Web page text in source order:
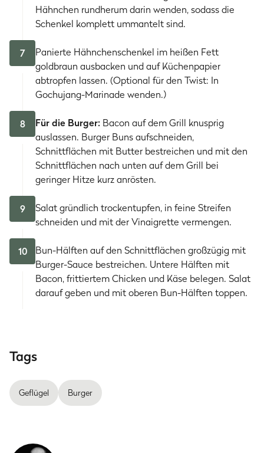
Hähnchen rundherum darin wenden, sodass die
Schenkel komplett ummantelt sind.
7
Panierte Hähnchenschenkel im heißen Fett
goldbraun ausbacken und auf Küchenpapier
abtropfen lassen. (Optional für den Twist: In
Gochujang-Marinade wenden.)
8 Für die Burger: Bacon auf dem Grill knusprig
auslassen. Burger Buns aufschneiden,
Schnittflächen mit Butter bestreichen und mit den
Schnittflächen nach unten auf dem Grill bei
geringer Hitze kurz anrösten.
9
Salat gründlich trockentupfen, in feine Streifen
schneiden und mit der Vinaigrette vermengen.
10
Bun-Hälften auf den Schnittflächen großzügig mit
Burger-Sauce bestreichen. Untere Hälften mit
Bacon, frittiertem Chicken und Käse belegen. Salat
darauf geben und mit oberen Bun-Hälften toppen.
Tags
Geflügel Burger